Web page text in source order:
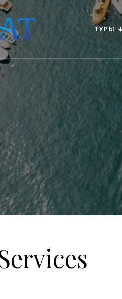
ТУРЫ